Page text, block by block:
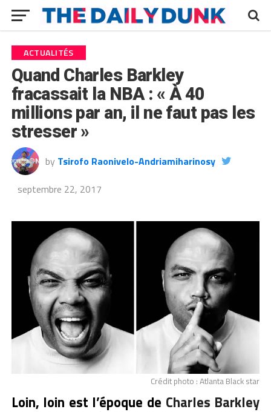
ACTUALITÉS
Quand Charles Barkley
fracassait la NBA : « À 40
millions par an, il ne faut pas les
stresser »
by Tsirofo Raonivelo-Andriamiharinosy
septembre 22, 2017
Crédit photo : Atlanta Black star
Loin, loin est l’époque de Charles Barkley